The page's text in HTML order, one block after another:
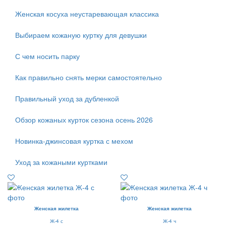
Женская косуха неустаревающая классика
Выбираем кожаную куртку для девушки
С чем носить парку
Как правильно снять мерки самостоятельно
Правильный уход за дубленкой
Обзор кожаных курток сезона осень 2026
Новинка-джинсовая куртка с мехом
Уход за кожаными куртками
Женская жилетка
Ж-4 с
Женская жилетка
Ж-4 ч